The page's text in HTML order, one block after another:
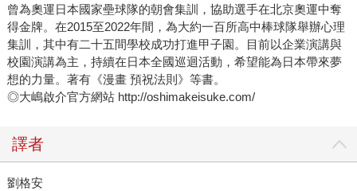
曾為奧運日本國家壘球隊的朝會集訓，協助選手在北京奧運中奪
得金牌。在2015至2022年間，為大約一百所高中棒球隊舉辦心理
集訓，其中有二十五間學校成功打進甲子園。目前以企業演講與
校園演講為主，持續在日本全國巡迴活動，希望能為日本帶來夢
想的力量。著有《漫畫 預祝法則》等書。
◎大嶋啟介官方網站 http://oshimakeisuke.com/
譯者
劉格安